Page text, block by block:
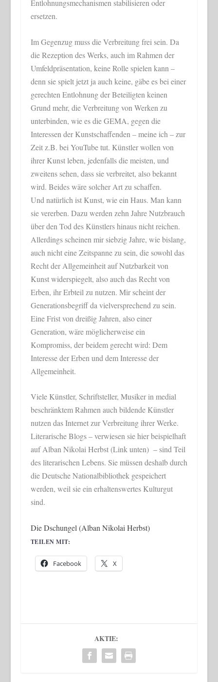
Entlohnungsmechanismen stabilisieren oder
ersetzen.
Im Gegenzug muss die Verbreitung frei sein. Da
die Rezeption des Werks, auch im Rahmen der
Umfeldpräsentation, keine Rolle spielen kann –
denn sie spielt jetzt ja auch keine, gäbe es bei einer
gerechten Entlohnung der Beteiligten keinen
Grund mehr, die Verbreitung von Werken zu
unterbinden, wie es die GEMA, gegen die
Interessen der Kunstschaffenden – meine ich – zur
Zeit z.B. bei YouTube tut. Künstler wollen von
ihrer Kunst leben, jedenfalls die meisten, und
zweitens sehen, dass sie verbreitet, also bekannt
wird. Beides wäre solcher Art zu schaffen.
Und natürlich ist Kunst, wie ein Haus. Man kann
sie vererben. Dazu werden zehn Jahre Nutzbrauch
über den Tod des Künstlers hinaus nicht reichen.
Allerdings scheinen mir siebzig Jahre, wie bislang,
auch nicht eine Zeitspanne zu sein, die sowohl das
Recht der Allgemeinheit auf Nutzbarkeit von
Kunst widerspiegelt, also auch das Recht von
Erben, ihr Erbteil zu nutzen. Mir scheint der
Generationsbegriff da vielversprechend zu sein.
Eine Frist von dreißig Jahren, also einer
Generation, wäre möglicherweise ein
Kompromiss, der beidem gerecht wird: Dem
Interesse der Erben und dem Interesse der
Allgemeinheit.
Viele Künstler, Schriftsteller, Musiker in medial
beschränktem Rahmen auch bildende Künstler
nutzen das Internet zur Verbreitung ihrer Werke.
Literarische Blogs – verwiesen sie hier beispielhaft
auf Alban Nikolai Herbst (Link unten) – sind Teil
des literarischen Lebens. Sie müssen deshalb durch
die Deutsche Nationalbibliothek gespeichert
werden, weil sie ein erhaltenswertes Kulturgut
sind.
Die Dschungel (Alban Nikolai Herbst)
TEILEN MIT:
Facebook X
AKTIE: